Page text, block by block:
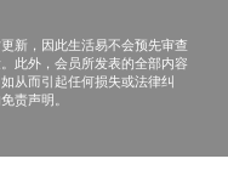
新，因此生活易不会预先审查
此外，会员所发表的全部内容
从而引起任何损失或法律纠
责声明。